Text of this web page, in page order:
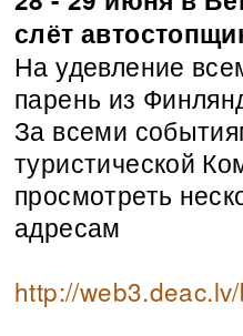
слёт
На удевление
парень из
За всеми
туристической
просмотреть
адресам
http://